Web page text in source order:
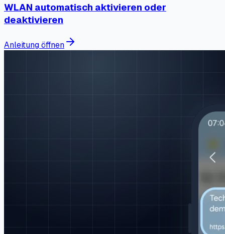
WLAN automatisch aktivieren oder
deaktivieren
Anleitung öffnen